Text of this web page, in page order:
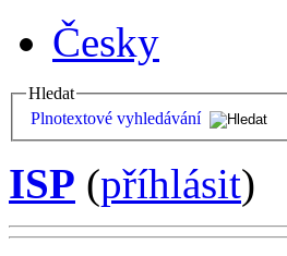
Česky
Hledat
Plnotextové vyhledávání
ISP (příhlásit)